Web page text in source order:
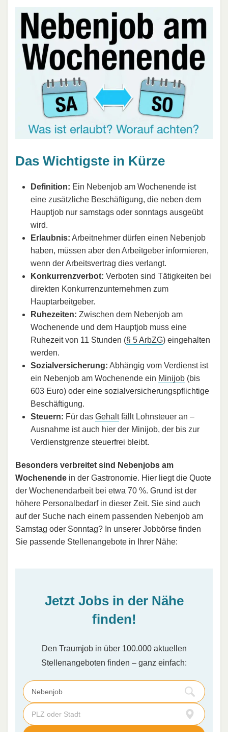
Das Wichtigste in Kürze
Definition: Ein Nebenjob am Wochenende ist
eine zusätzliche Beschäftigung, die neben dem
Hauptjob nur samstags oder sonntags ausgeübt
wird.
Erlaubnis: Arbeitnehmer dürfen einen Nebenjob
haben, müssen aber den Arbeitgeber informieren,
wenn der Arbeitsvertrag dies verlangt.
Konkurrenzverbot: Verboten sind Tätigkeiten bei
direkten Konkurrenzunternehmen zum
Hauptarbeitgeber.
Ruhezeiten: Zwischen dem Nebenjob am
Wochenende und dem Hauptjob muss eine
Ruhezeit von 11 Stunden (§ 5 ArbZG) eingehalten
werden.
Sozialversicherung: Abhängig vom Verdienst ist
ein Nebenjob am Wochenende ein Minijob (bis
603 Euro) oder eine sozialversicherungspflichtige
Beschäftigung.
Steuern: Für das Gehaltfällt Lohnsteuer an –
Ausnahme ist auch hier der Minijob, der bis zur
Verdienstgrenze steuerfrei bleibt.
Besonders verbreitet sind Nebenjobs am
Wochenende in der Gastronomie. Hier liegt die Quote
der Wochenendarbeit bei etwa 70 %. Grund ist der
höhere Personalbedarf in dieser Zeit. Sie sind auch
auf der Suche nach einem passenden Nebenjob am
Samstag oder Sonntag? In unserer Jobbörse finden
Sie passende Stellenangebote in Ihrer Nähe:
Jetzt Jobs in der Nähe
finden!
Den Traumjob in über 100.000 aktuellen
Stellenangeboten finden – ganz einfach: